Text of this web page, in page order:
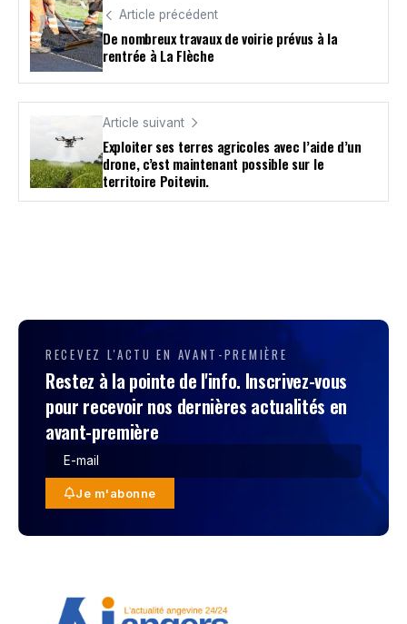
Article précédent
De nombreux travaux de voirie prévus à la
rentrée à La Flèche
Article suivant
Exploiter ses terres agricoles avec l’aide d’un
drone, c’est maintenant possible sur le
territoire Poitevin.
RECEVEZ L'ACTU EN AVANT-PREMIÈRE
Restez à la pointe de l'info. Inscrivez-vous
pour recevoir nos dernières actualités en
avant-première
Je m'abonne